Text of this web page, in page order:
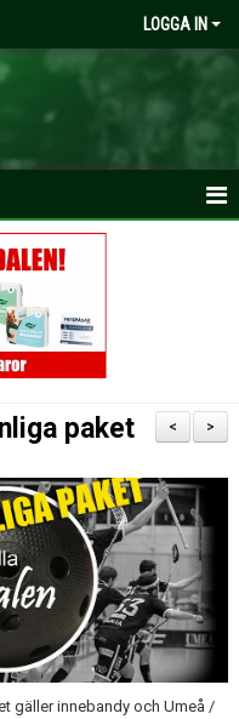
LOGGA IN
>
<
paket
gäller innebandy och Umeå /